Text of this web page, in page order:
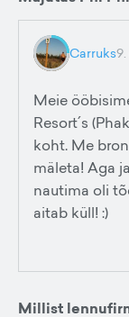
Carruks
Meie
Resort´s
koht. Me
mäleta! Aga
nautima oli
aitab küll! :)
Millist